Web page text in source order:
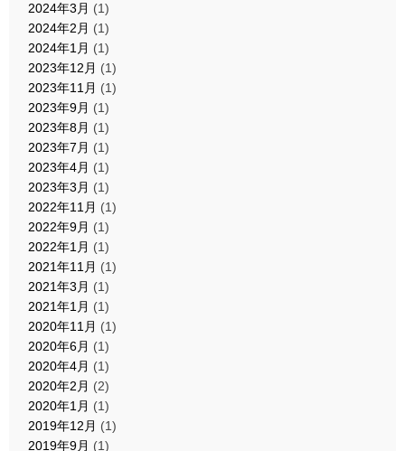
2024年3月 (1)
2024年2月 (1)
2024年1月 (1)
2023年12月 (1)
2023年11月 (1)
2023年9月 (1)
2023年8月 (1)
2023年7月 (1)
2023年4月 (1)
2023年3月 (1)
2022年11月 (1)
2022年9月 (1)
2022年1月 (1)
2021年11月 (1)
2021年3月 (1)
2021年1月 (1)
2020年11月 (1)
2020年6月 (1)
2020年4月 (1)
2020年2月 (2)
2020年1月 (1)
2019年12月 (1)
2019年9月 (1)